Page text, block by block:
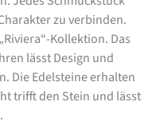
zu verbinden.
Kollektion. Das
lässt Design und
Die Edelsteine erhalten
trifft den Stein und lässt